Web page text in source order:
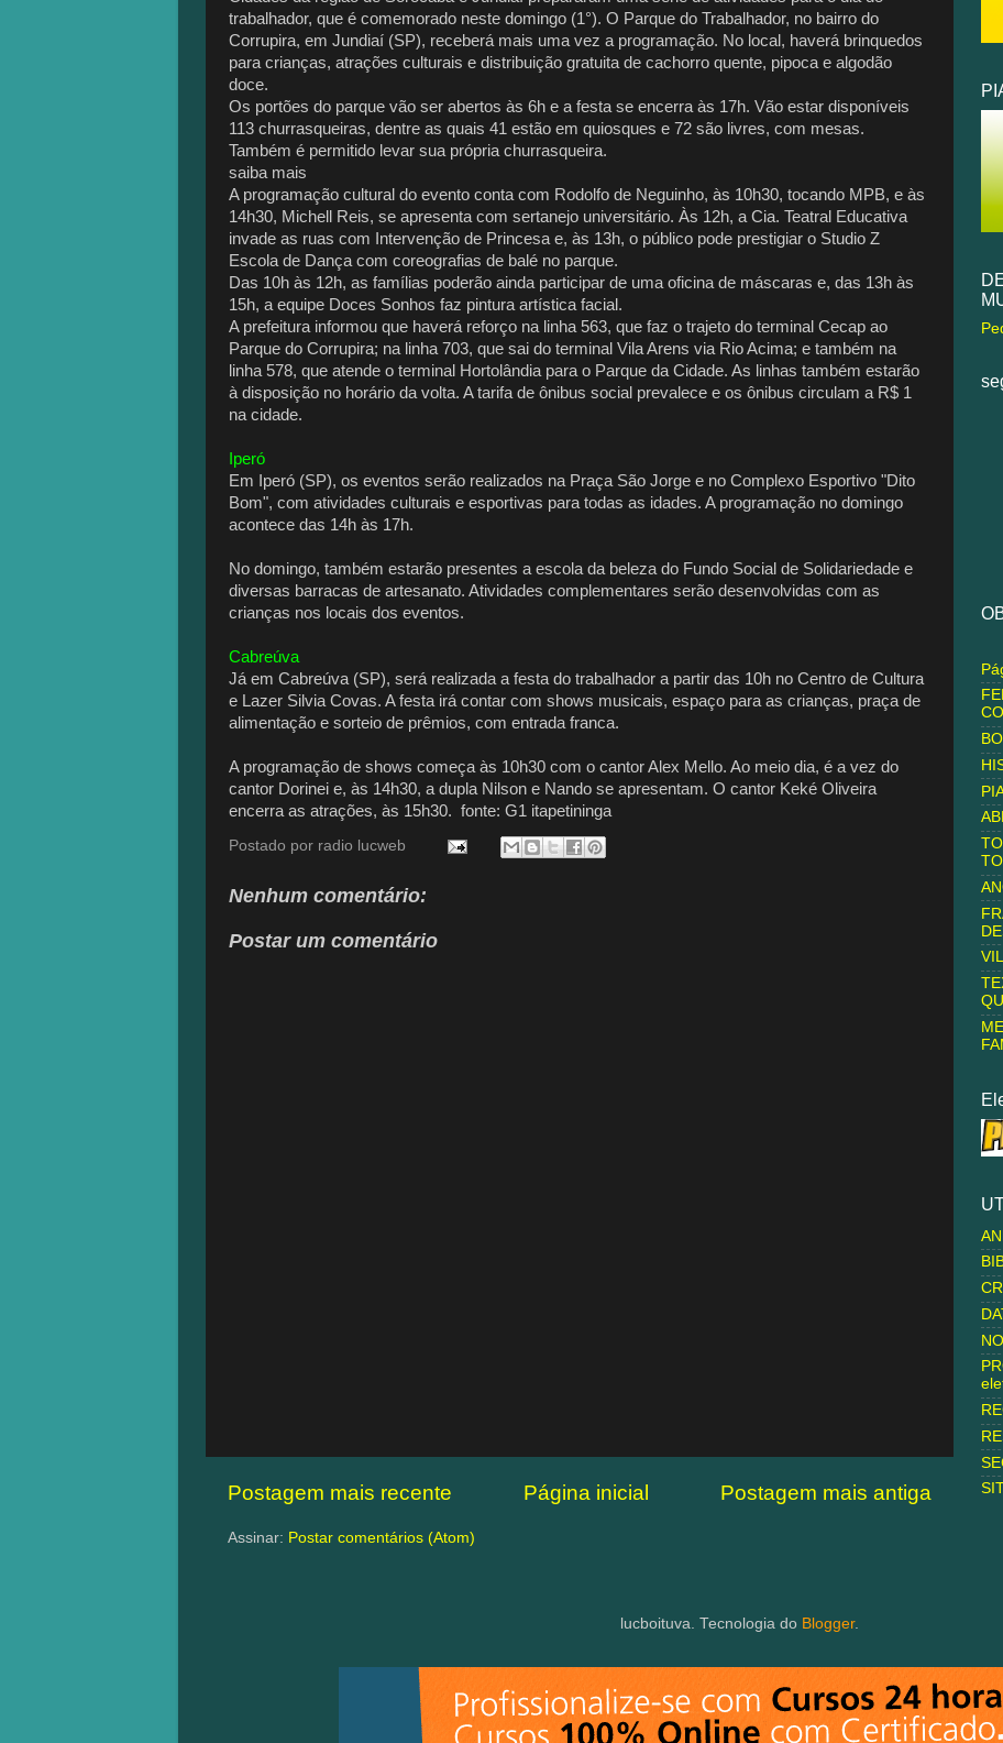
trabalhador, que é comemorado neste domingo (1°). O Parque do Trabalhador, no bairro do
Corrupira, em Jundiaí (SP), receberá mais uma vez a programação. No local, haverá brinquedos
para crianças, atrações culturais e distribuição gratuita de cachorro quente, pipoca e algodão
doce.
Os portões do parque vão ser abertos às 6h e a festa se encerra às 17h. Vão estar disponíveis
113 churrasqueiras, dentre as quais 41 estão em quiosques e 72 são livres, com mesas.
Também é permitido levar sua própria churrasqueira.
saiba mais
A programação cultural do evento conta com Rodolfo de Neguinho, às 10h30, tocando MPB, e às
14h30, Michell Reis, se apresenta com sertanejo universitário. Às 12h, a Cia. Teatral Educativa
invade as ruas com Intervenção de Princesa e, às 13h, o público pode prestigiar o Studio Z
Escola de Dança com coreografias de balé no parque.
Das 10h às 12h, as famílias poderão ainda participar de uma oficina de máscaras e, das 13h às
15h, a equipe Doces Sonhos faz pintura artística facial.
A prefeitura informou que haverá reforço na linha 563, que faz o trajeto do terminal Cecap ao
Parque do Corrupira; na linha 703, que sai do terminal Vila Arens via Rio Acima; e também na
linha 578, que atende o terminal Hortolândia para o Parque da Cidade. As linhas também estarão
à disposição no horário da volta. A tarifa de ônibus social prevalece e os ônibus circulam a R$ 1
na cidade.
Iperó
Em Iperó (SP), os eventos serão realizados na Praça São Jorge e no Complexo Esportivo "Dito
Bom", com atividades culturais e esportivas para todas as idades. A programação no domingo
acontece das 14h às 17h.
No domingo, também estarão presentes a escola da beleza do Fundo Social de Solidariedade e
diversas barracas de artesanato. Atividades complementares serão desenvolvidas com as
crianças nos locais dos eventos.
Cabreúva
Já em Cabreúva (SP), será realizada a festa do trabalhador a partir das 10h no Centro de Cultura
e Lazer Silvia Covas. A festa irá contar com shows musicais, espaço para as crianças, praça de
alimentação e sorteio de prêmios, com entrada franca.
A programação de shows começa às 10h30 com o cantor Alex Mello. Ao meio dia, é a vez do
cantor Dorinei e, às 14h30, a dupla Nilson e Nando se apresentam. O cantor Keké Oliveira
encerra as atrações, às 15h30. fonte: G1 itapetininga
Postado por radio lucweb
Nenhum comentário:
Postar um comentário
Postagem mais recente Postagem mais antiga
Página inicial
Assinar: Postar comentários (Atom)
lucboituva. Tecnologia do Blogger.